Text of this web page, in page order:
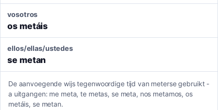
vosotros
os metáis
ellos/ellas/ustedes
se metan
De aanvoegende wijs tegenwoordige tijd van meterse gebruikt -
a uitgangen: me meta, te metas, se meta, nos metamos, os
metáis, se metan.